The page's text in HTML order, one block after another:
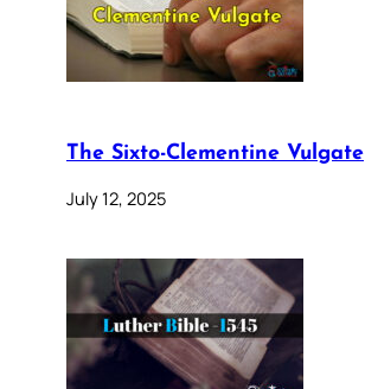
The Sixto-Clementine Vulgate
July 12, 2025